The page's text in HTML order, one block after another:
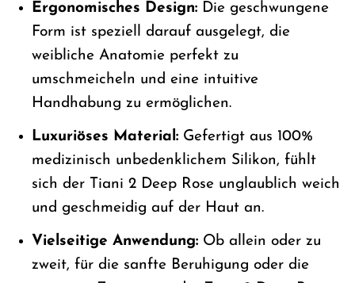
Ergonomisches Design:Die geschwungene
Form ist speziell darauf ausgelegt, die
weibliche Anatomie perfekt zu
umschmeicheln und eine intuitive
Handhabung zu ermöglichen.
Luxuriöses Material:Gefertigt aus 100%
medizinisch unbedenklichem Silikon, fühlt
sich der Tiani 2 Deep Rose unglaublich weich
und geschmeidig auf der Haut an.
Vielseitige Anwendung:Ob allein oder zu
zweit, für die sanfte Beruhigung oder die